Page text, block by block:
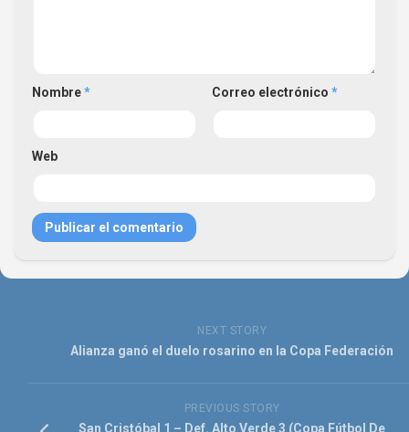
Nombre* Correo electrónico *
Web
NEXT STORY
Alianza ganó el duelo rosarino en la Copa Federación
PREVIOUS STORY
San Cristóbal 1 – Def. Alto Verde 3 (Copa Fútbol De